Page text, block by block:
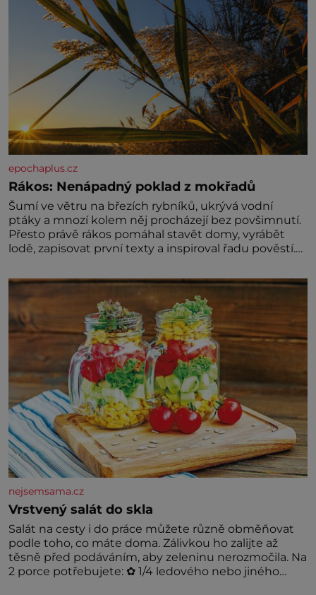
epochaplus.cz
Rákos: Nenápadný poklad z mokřadů
Šumí ve větru na březích rybníků, ukrývá vodní
ptáky a mnozí kolem něj procházejí bez povšimnutí.
Přesto právě rákos pomáhal stavět domy, vyrábět
lodě, zapisovat první texty a inspiroval řadu pověstí.
už tisíce let. Většina lidí vnímá rákos jen jako
obyčejnou kulisu letního koupání. Stačí se však
podívat
nejsemsama.cz
Vrstvený salát do skla
Salát na cesty i do práce můžete různě obměňovat
podle toho, co máte doma. Zálivkou ho zalijte až
těsně před podáváním, aby zeleninu nerozmočila. Na
2 porce potřebujete: ✿ 1/4 ledového nebo jiného